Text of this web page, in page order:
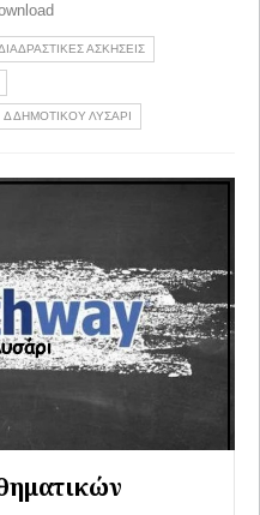
ΑΣΚΗΣΕΙΣ
Δ ΔΗΜΟΤΙΚΟΥ ΛΥΣΑΡΙ